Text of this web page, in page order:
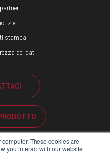
These cookies are
you interact with our website
stampa
dei dati
CLIENTI